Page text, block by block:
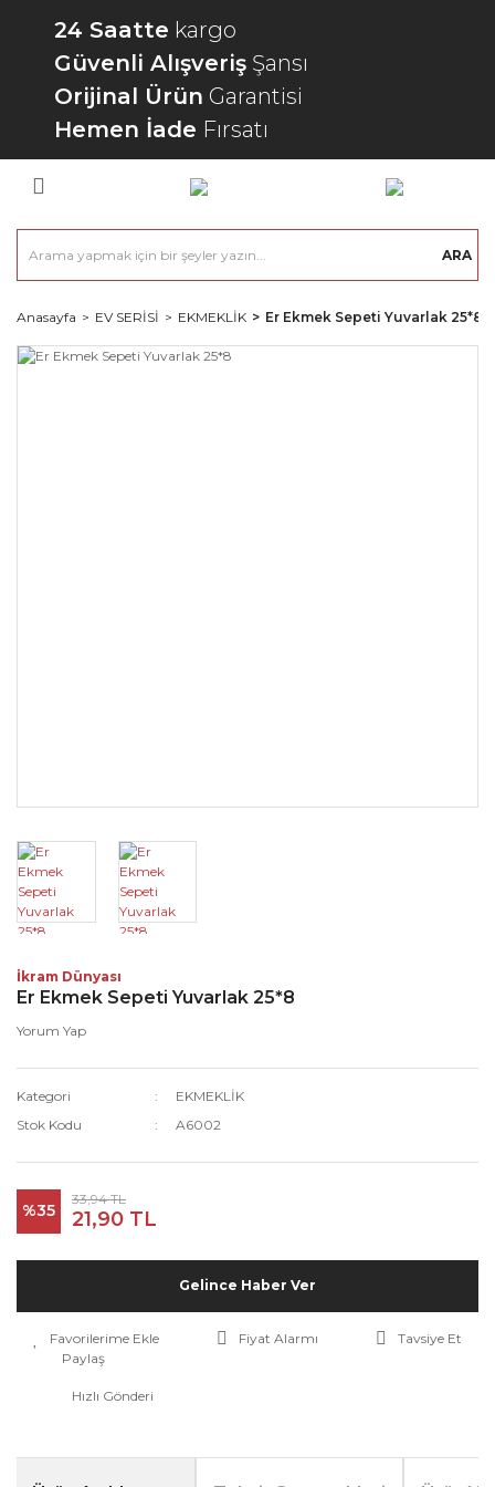
24 Saatte kargo
Güvenli Alışveriş Şansı
Orijinal Ürün Garantisi
Hemen İade Fırsatı
ARA
Anasayfa EV SERİSİ EKMEKLİK Er Ekmek Sepeti Yuvarlak 25*8
İkram Dünyası
Er Ekmek Sepeti Yuvarlak 25*8
Yorum Yap
Kategori
EKMEKLİK
Stok Kodu
A6002
%35
33,94 TL
21,90 TL
Gelince Haber Ver
Fiyat Alarmı
Tavsiye Et
Paylaş
Hızlı Gönderi